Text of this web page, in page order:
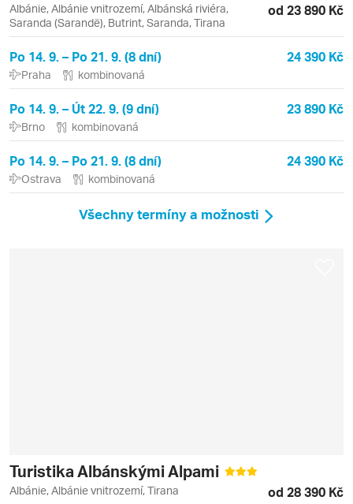
Albánie, Albánie vnitrozemí, Albánská riviéra,
Saranda (Sarandë), Butrint, Saranda, Tirana
od 23 890 Kč
Po 14. 9. – Po 21. 9. (8 dní) 24 390 Kč
Praha kombinovaná
Po 14. 9. – Út 22. 9. (9 dní) 23 890 Kč
Brno kombinovaná
Po 14. 9. – Po 21. 9. (8 dní) 24 390 Kč
Ostrava kombinovaná
Všechny termíny a možnosti
Turistika Albánskými Alpami
Albánie, Albánie vnitrozemí, Tirana od 28 390 Kč